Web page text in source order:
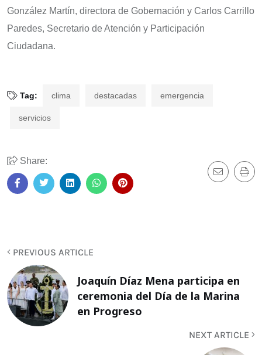
González Martín, directora de Gobernación y Carlos Carrillo
Paredes, Secretario de Atención y Participación
Ciudadana.
Tag: clima destacadas emergencia
servicios
Share:
PREVIOUS ARTICLE
Joaquín Díaz Mena participa en
ceremonia del Día de la Marina
en Progreso
NEXT ARTICLE